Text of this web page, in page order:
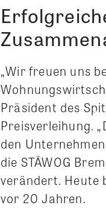
„Wir freuen uns
Präsident des
Preisverleihung.
den
die STÄWOG
verändert. Heute
vor 20 Jahren.